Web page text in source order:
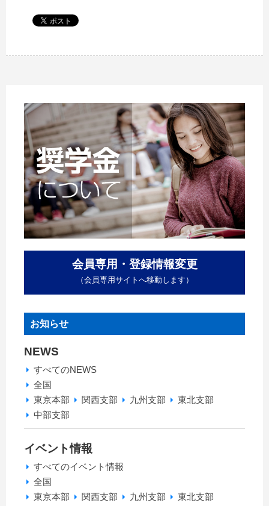
会員専用・登録情報変更
（会員専用サイトへ移動します）
お知らせ
NEWS
すべてのNEWS
全国
東京本部
関西支部 九州支部
東北支部
中部支部
イベント情報
すべてのイベント情報
全国
東京本部
関西支部 九州支部
東北支部